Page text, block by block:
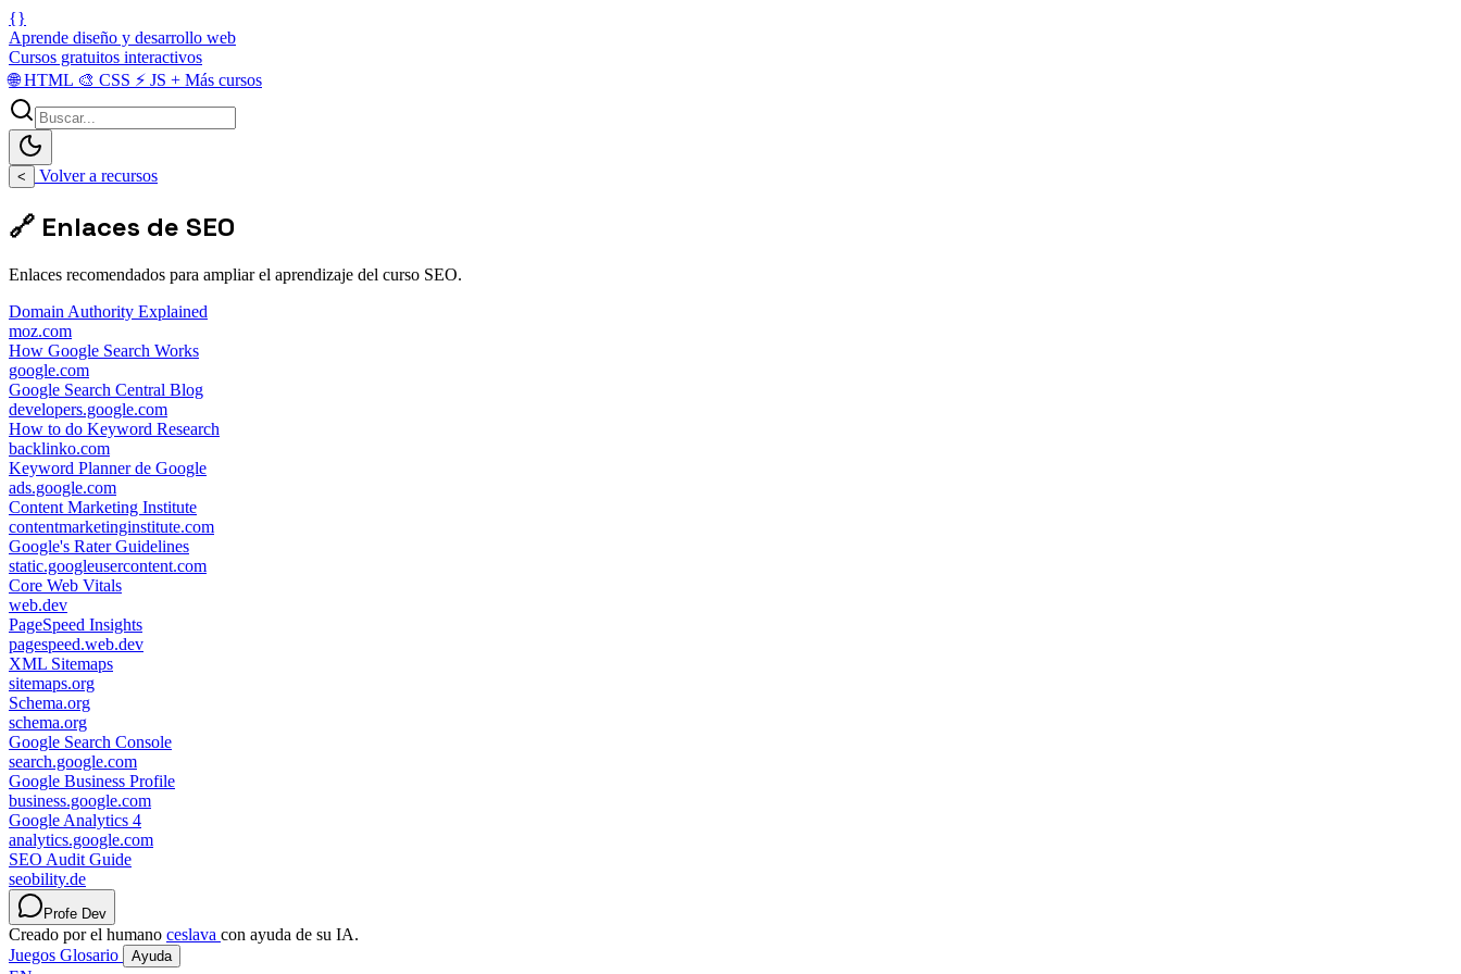
{}
Aprende diseño y desarrollo web
Cursos gratuitos interactivos
🌐HTML 🎨 CSS ⚡ JS + Más cursos
< Volver a recursos
🔗 Enlaces de SEO
Enlaces recomendados para ampliar el aprendizaje del curso SEO.
Domain Authority Explained
moz.com
How Google Search Works
google.com
Google Search Central Blog
developers.google.com
How to do Keyword Research
backlinko.com
Keyword Planner de Google
ads.google.com
Content Marketing Institute
contentmarketinginstitute.com
Google's Rater Guidelines
static.googleusercontent.com
Core Web Vitals
web.dev
PageSpeed Insights
pagespeed.web.dev
XML Sitemaps
sitemaps.org
Schema.org
schema.org
Google Search Console
search.google.com
Google Business Profile
business.google.com
Google Analytics 4
analytics.google.com
SEO Audit Guide
seobility.de
Profe Dev
Creado por el humano ceslava con ayuda de su IA.
Juegos Glosario Ayuda